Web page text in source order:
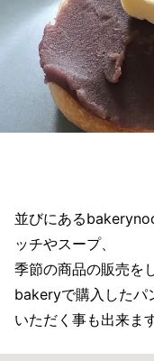
並びにある
ッチやスープ、
季節の商品の販売を
bakeryで購入したパ
いただく事も出来ます